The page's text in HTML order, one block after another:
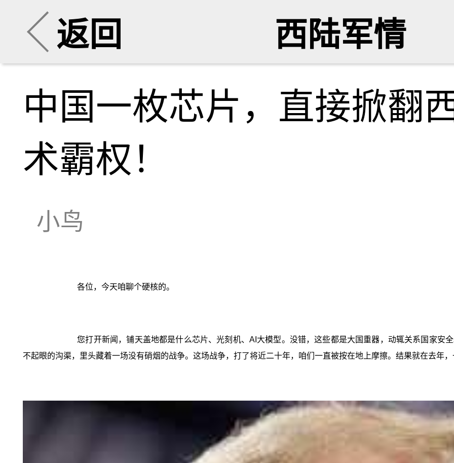
返回 西陆军情
中国一枚芯片，直接掀翻
术霸权！
小鸟
各位，今天咱聊个硬核的。
您打开新闻，铺天盖地都是什么芯片、光刻机、AI大模型。没错，这些都是大国重器，动辄关系国家安
不起眼的沟渠，里头藏着一场没有硝烟的战争。这场战争，打了将近二十年，咱们一直被按在地上摩擦。结果就在去年